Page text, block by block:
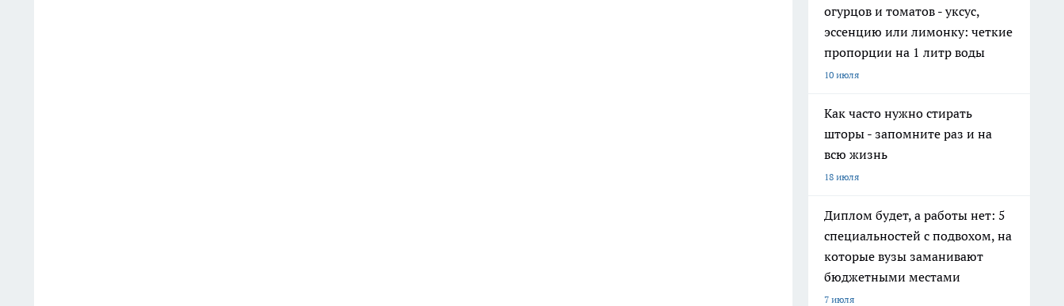
огурцов и томатов - уксус,
эссенцию или лимонку: четкие
пропорции на 1 литр воды
10 июля
Как часто нужно стирать
шторы - запомните раз и на
всю жизнь
18 июля
Диплом будет, а работы нет: 5
специальностей с подвохом, на
которые вузы заманивают
бюджетными местами
7 июля